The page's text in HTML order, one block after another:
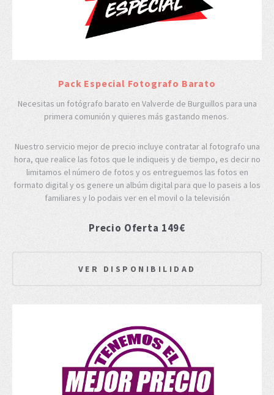
Pack Especial Fotografo Barato
Necesitas un fotógrafo barato en Valverde de Burguillos para una
primera comunión y quieres más gastando menos.
Nuestro servicio mejor de precio incluye contratar al fotografo una
hora, que realice las fotos que le indiqueis y de tiempo, es decir no
limitamos el número de fotos y os entreguemos las fotos en
formato digital y os genere un albúm digital para que lo paseis a los
familiares y lo podais ver en el movil o la televisión
Precio Oferta 149€
VER DISPONIBILIDAD